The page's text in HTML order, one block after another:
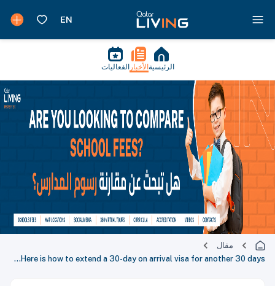
الرئيسية الأخبار الفعاليات
مقال
Here is how to extend a 30-day on arrival visa for another 30 days…